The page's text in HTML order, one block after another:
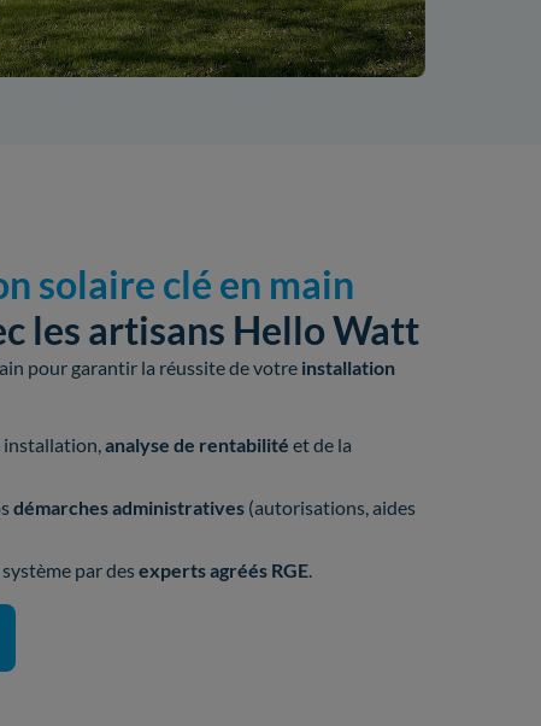
solaire clé en main
les artisans Hello Watt
pour garantir la réussite de votre installation
analyse de rentabilité et de la
démarches administratives (autorisations, aides
par desexperts agréés RGE